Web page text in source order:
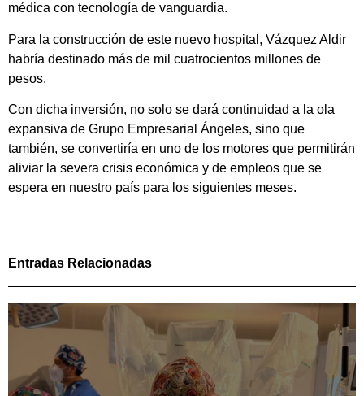
médica con tecnología de vanguardia.
Para la construcción de este nuevo hospital, Vázquez Aldir
habría destinado más de mil cuatrocientos millones de
pesos.
Con dicha inversión, no solo se dará continuidad a la ola
expansiva de Grupo Empresarial Ángeles, sino que
también, se convertiría en uno de los motores que permitirán
aliviar la severa crisis económica y de empleos que se
espera en nuestro país para los siguientes meses.
Entradas Relacionadas